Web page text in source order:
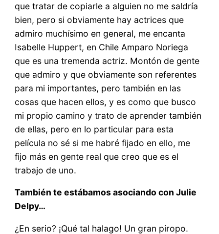
que tratar de copiarle a alguien no me saldría
bien, pero si obviamente hay actrices que
admiro muchísimo en general, me encanta
Isabelle Huppert, en Chile Amparo Noriega
que es una tremenda actriz. Montón de gente
que admiro y que obviamente son referentes
para mi importantes, pero también en las
cosas que hacen ellos, y es como que busco
mi propio camino y trato de aprender también
de ellas, pero en lo particular para esta
película no sé si me habré fijado en ello, me
fijo más en gente real que creo que es el
trabajo de uno.
También te estábamos asociando con Julie
Delpy…
¿En serio? ¡Qué tal halago! Un gran piropo.